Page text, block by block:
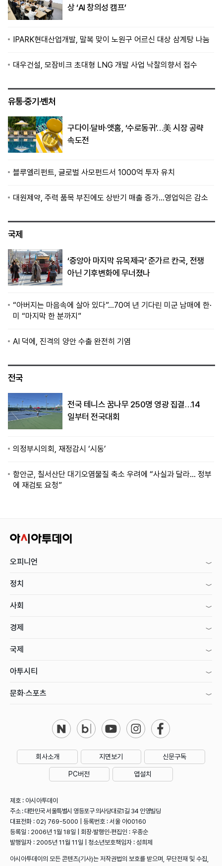
상 ‘AI 창의성 캠프’
IPARK현대산업개발, 말복 맞이 노원구 어르신 대상 삼계탕 나눔
대우건설, 모잠비크 초대형 LNG 개발 사업 낙찰의향서 접수
유통·중기·벤처
구다이·달바·앳홈, ‘수로동귀’…美 시장 공략
속도전
블루엘리펀트, 글로벌 사모펀드서 1000억 투자 유치
대원제약, 주력 품목 부진에도 상반기 매출 증가…영업익은 감소
국제
‘중앙아 마지막 유목제국’ 준가르 칸국, 전쟁
아닌 기후변화에 무너졌나
“아버지는 마음속에 살아 있다”…70여 년 기다린 미군 남매에 한·
미 “마지막 한 분까지”
AI 덕에, 진격의 양안 수출 완전히 기염
전국
전국 테니스 꿈나무 250명 영광 집결…14
일부터 전국대회
의정부시의회, 재정감시 ‘시동’
함안군, 칠서산단 대기오염물질 축소 우려에 “사실과 달라… 정부
에 재검토 요청”
오피니언
정치
사회
경제
국제
아투시티
문화·스포츠
회사소개 지면보기 신문구독
PC버전 앱설치
제호 : 아시아투데이
주소 : 대한민국 서울특별시 영등포구 의사당대로1길 34 인영빌딩
대표전화 : 02) 769-5000 | 등록번호 : 서울 아00160
등록일 : 2006년 1월 18일 | 회장·발행인·편집인 : 우종순
발행일자 : 2005년 11월 11일 | 청소년보호책임자 : 성희제
아시아투데이의 모든 콘텐츠(기사)는 저작권법의 보호를 받으며, 무단전재 및 수집,